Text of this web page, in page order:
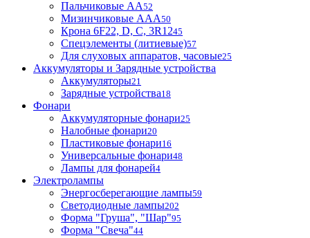
Пальчиковые АА52
Мизинчиковые ААА50
Крона 6F22, D, C, 3R1245
Спецэлементы (литиевые)57
Для слуховых аппаратов, часовые25
Аккумуляторы и Зарядные устройства
Аккумуляторы21
Зарядные устройства18
Фонари
Аккумуляторные фонари25
Налобные фонари20
Пластиковые фонари16
Универсальные фонари48
Лампы для фонарей4
Электролампы
Энергосберегающие лампы59
Светодиодные лампы202
Форма "Груша", "Шар"95
Форма "Свеча"44